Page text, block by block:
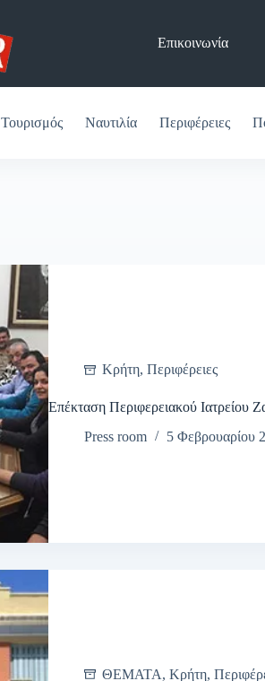
Επικοινωνία
Τουρισμός Ναυτιλία Περιφέρειες
Κρήτη, Περιφέρειες
Επέκταση Περιφερειακού Ιατρείου
Press room
5 Φεβρουαρίου
ΘΕΜΑΤΑ, Κρήτη,